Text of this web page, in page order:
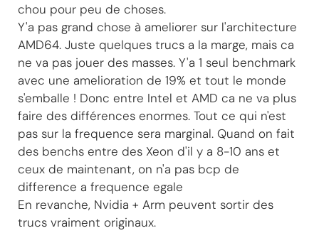
chou pour peu de choses.
Y'a pas grand chose à ameliorer sur l'architecture
AMD64. Juste quelques trucs a la marge, mais ca
ne va pas jouer des masses. Y'a 1 seul benchmark
avec une amelioration de 19% et tout le monde
s'emballe ! Donc entre Intel et AMD ca ne va plus
faire des différences enormes. Tout ce qui n'est
pas sur la frequence sera marginal. Quand on fait
des benchs entre des Xeon d'il y a 8-10 ans et
ceux de maintenant, on n'a pas bcp de
difference a frequence egale
En revanche, Nvidia + Arm peuvent sortir des
trucs vraiment originaux.